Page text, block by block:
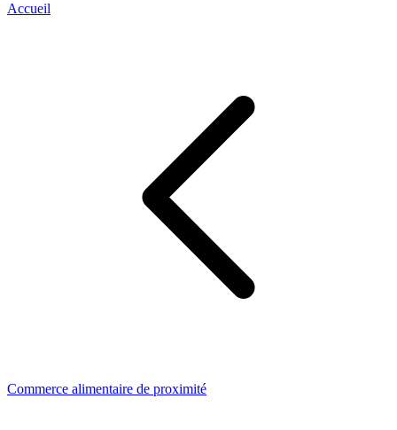
Accueil
Commerce alimentaire de proximité